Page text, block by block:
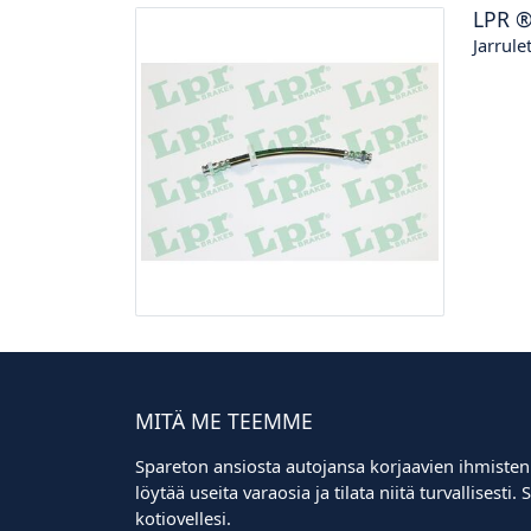
LPR
MITÄ ME TEEMME
Spareton ansiosta autojansa korjaavien
löytää useita varaosia ja tilata niitä turvallisesti.
kotiovellesi.